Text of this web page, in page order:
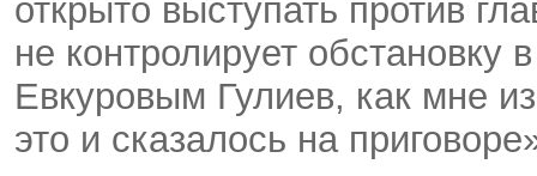
открыто выступать против
не контролирует обстановку
Евкуровым Гулиев, как мне
это и сказалось на